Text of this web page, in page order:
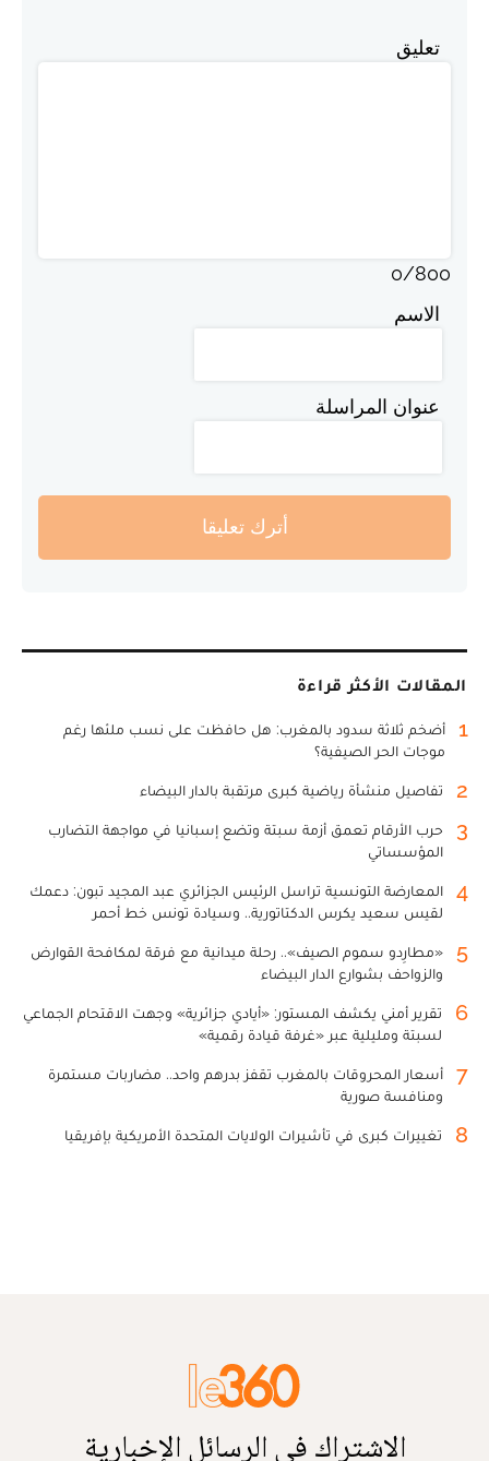
تعليق
0/800
الاسم
عنوان المراسلة
أترك تعليقا
المقالات الأكثر قراءة
1
أضخم ثلاثة سدود بالمغرب: هل حافظت على نسب ملئها رغم
موجات الحر الصيفية؟
2 تفاصيل منشأة رياضية كبرى مرتقبة بالدار البيضاء
3
حرب الأرقام تعمق أزمة سبتة وتضع إسبانيا في مواجهة التضارب
المؤسساتي
4
المعارضة التونسية تراسل الرئيس الجزائري عبد المجيد تبون: دعمك
لقيس سعيد يكرس الدكتاتورية.. وسيادة تونس خط أحمر
5
«مطارِدو سموم الصيف».. رحلة ميدانية مع فرقة لمكافحة القوارض
والزواحف بشوارع الدار البيضاء
6
تقرير أمني يكشف المستور: «أيادي جزائرية» وجهت الاقتحام الجماعي
لسبتة ومليلية عبر «غرفة قيادة رقمية»
7
أسعار المحروقات بالمغرب تقفز بدرهم واحد.. مضاربات مستمرة
ومنافسة صورية
8 تغييرات كبرى في تأشيرات الولايات المتحدة الأمريكية بإفريقيا
الاشتراك في الرسائل الإخبارية